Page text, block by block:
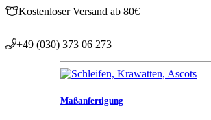
Kostenloser Versand ab 80€
+49 (030) 373 06 273
Maßanfertigung